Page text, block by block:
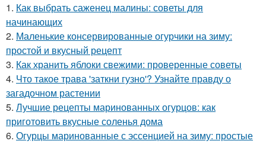
1. Как выбрать саженец малины: советы для
начинающих
2. Маленькие консервированные огурчики на зиму:
простой и вкусный рецепт
3. Как хранить яблоки свежими: проверенные советы
4. Что такое трава 'заткни гузно'? Узнайте правду о
загадочном растении
5. Лучшие рецепты маринованных огурцов: как
приготовить вкусные соленья дома
6. Огурцы маринованные с эссенцией на зиму: простые